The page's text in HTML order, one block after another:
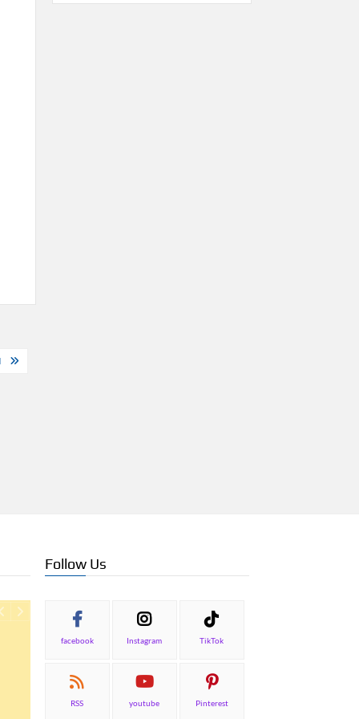
Follow Us
facebook Instagram TikTok
RSS youtube Pinterest